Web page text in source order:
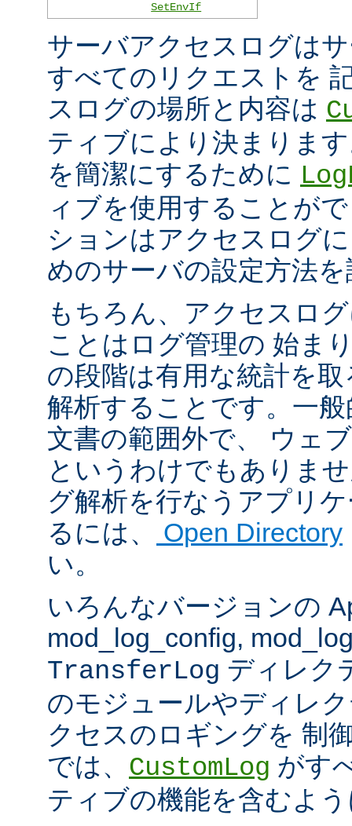
SetEnvIf
サーバアクセスログは
すべてのリクエストを
スログの場所と内容は
ティブにより決まりま
を簡潔にするために
ィブを使用することが
ションはアクセスログ
めのサーバの設定方法
もちろん、アクセスロ
ことはログ管理の 始ま
の段階は有用な統計を
解析することです。一
文書の範囲外で、 ウェ
というわけでもありま
グ解析を行なうアプリ
るには、
Open Directory
い。
いろんなバージョンの
mod_log_config,
TransferLog ディレク
のモジュールやディレ
クセスのロギングを 制
では、 CustomLog がす
ティブの機能を含むよ